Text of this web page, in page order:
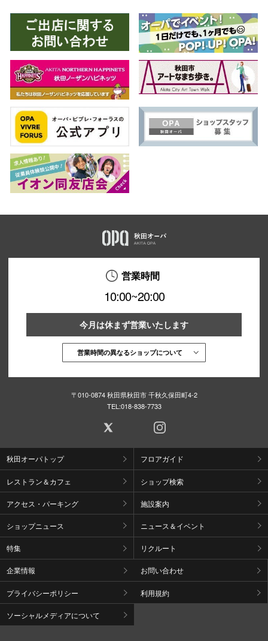
営業時間
10:00~20:00
今月は休まず営業いたします
営業時間の異なるショップについて
〒010-0874 秋田県秋田市 千秋久保田町4-2
TEL:018-838-7733
秋田オーパトップ フロアガイド
レストラン＆カフェ ショップ検索
アクセス・パーキング 施設案内
ショップニュース ニュース＆イベント
特集 リクルート
企業情報 お問い合わせ
プライバシーポリシー 利用規約
ソーシャルメディアについて